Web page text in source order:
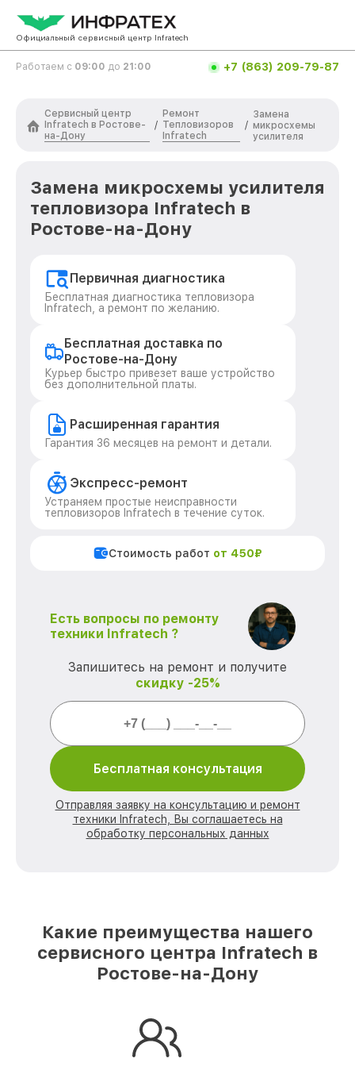
Официальный сервисный центр Infratech
Работаем с 09:00 до 21:00 +7 (863) 209-79-87
Сервисный центр
Infratech в Ростове-
на-Дону
/
Ремонт
Тепловизоров
Infratech
/
Замена
микросхемы
усилителя
Замена микросхемы усилителя
тепловизора Infratech в
Ростове-на-Дону
Первичная диагностика
Бесплатная диагностика тепловизора
Infratech, а ремонт по желанию.
Бесплатная доставка по
Ростове-на-Дону
Курьер быстро привезет ваше устройство
без дополнительной платы.
Расширенная гарантия
Гарантия 36 месяцев на ремонт и детали.
Экспресс-ремонт
Устраняем простые неисправности
тепловизоров Infratech в течение суток.
Стоимость работ от 450₽
Есть вопросы по ремонту
техники Infratech ?
Запишитесь на ремонт и получите
скидку -25%
Бесплатная консультация
Отправляя заявку на консультацию и ремонт
техники Infratech, Вы соглашаетесь на
обработку персональных данных
Какие преимущества нашего
сервисного центра Infratech в
Ростове-на-Дону